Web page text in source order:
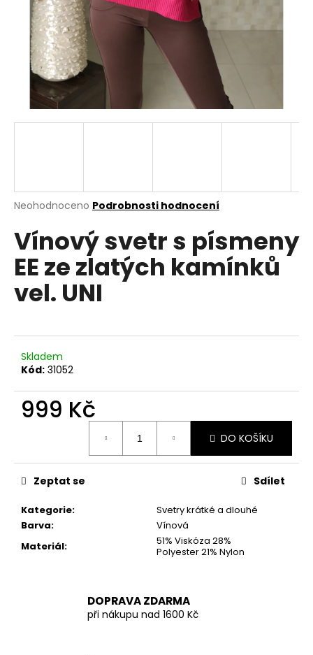
Průměrné
produktu
je
0,0
hvězdiček.
Neohodnoceno Podrobnosti hodnocení
Vínový svetr s písmeny
EE ze zlatých kamínků
vel. UNI
Skladem
Kód: 31052
999 Kč
DO KOŠÍKU
Kategorie:
Svetry krátké a dlouhé
Barva:
Vínová
Materiál:
51% Viskóza 28%
Polyester 21% Nylon
Zeptat se Sdílet
DOPRAVA ZDARMA
při nákupu nad 1600 Kč
o
p
o
r
u
u
e
m
e
VEL.
S,
899
Kč